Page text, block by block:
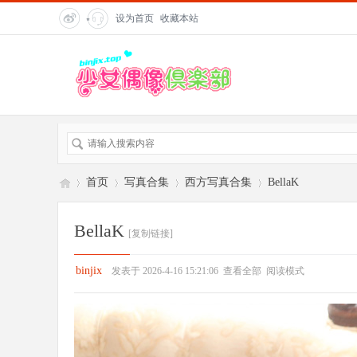
"
"在
线客
服">
设为首页 收藏本站
首页 写真合集 西方写真合集 BellaK
BellaK [复制链接]
binjix 发表于 2026-4-16 15:21:06 查看全部 阅读模式